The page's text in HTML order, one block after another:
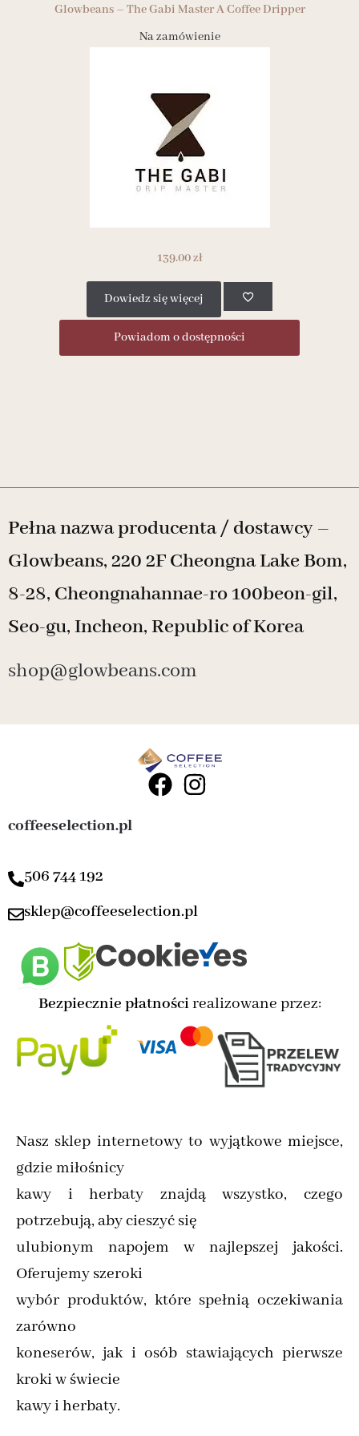
Glowbeans – The Gabi Master A Coffee Dripper
Na zamówienie
139.00zł
Dowiedz się więcej
Powiadom o dostępności
Pełna nazwa producenta / dostawcy –
Glowbeans, 220 2F Cheongna Lake Bom,
8-28, Cheongnahannae-ro 100beon-gil,
Seo-gu, Incheon, Republic of Korea
shop@glowbeans.com
coffeeselection.pl
506 744 192
sklep@coffeeselection.pl
Bezpiecznie płatnościrealizowane przez:
Nasz sklep internetowy to wyjątkowe miejsce,
gdzie miłośnicy
kawy i herbaty znajdą wszystko, czego
potrzebują, aby cieszyć się
ulubionym napojem w najlepszej jakości.
Oferujemy szeroki
wybór produktów, które spełnią oczekiwania
zarówno
koneserów, jak i osób stawiających pierwsze
kroki w świecie
kawy i herbaty.